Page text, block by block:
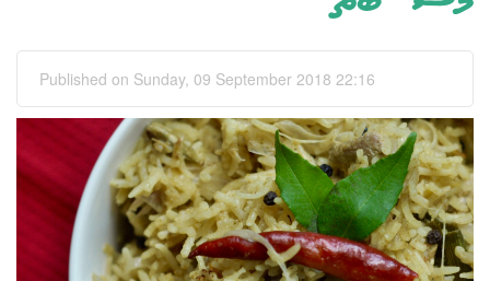
Published on Sunday, 09 September 2018 22:16